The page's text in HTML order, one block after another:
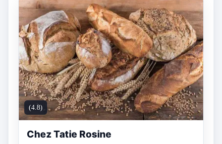
(4.8)
Chez Tatie Rosine